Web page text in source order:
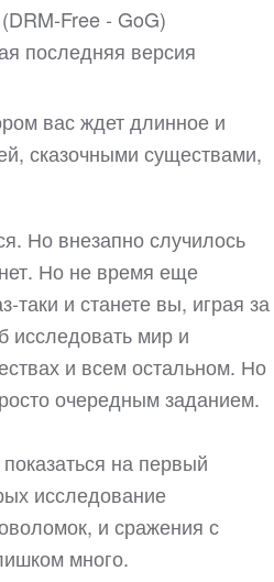
Free - GoG)
последняя версия
вас ждет длинное и
сказочными существами,
Но внезапно случилось
Но не время еще
и станете вы, играя за
исследовать мир и
и всем остальном. Но
очередным заданием.
на первый
исследование
и сражения с
много.